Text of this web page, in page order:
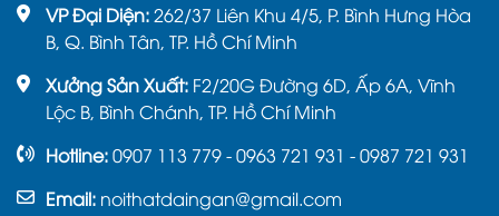
VP Đại Diện:262/37 Liên Khu 4/5, P. Bình Hưng Hòa
B, Q. Bình Tân, TP. Hồ Chí Minh
Xưởng Sản Xuất: F2/20G Đường 6D, Ấp 6A, Vĩnh
Lộc B, Bình Chánh, TP. Hồ Chí Minh
Hotline:0907 113 779 - 0963 721 931 - 0987 721 931
Email: noithatdaingan@gmail.com